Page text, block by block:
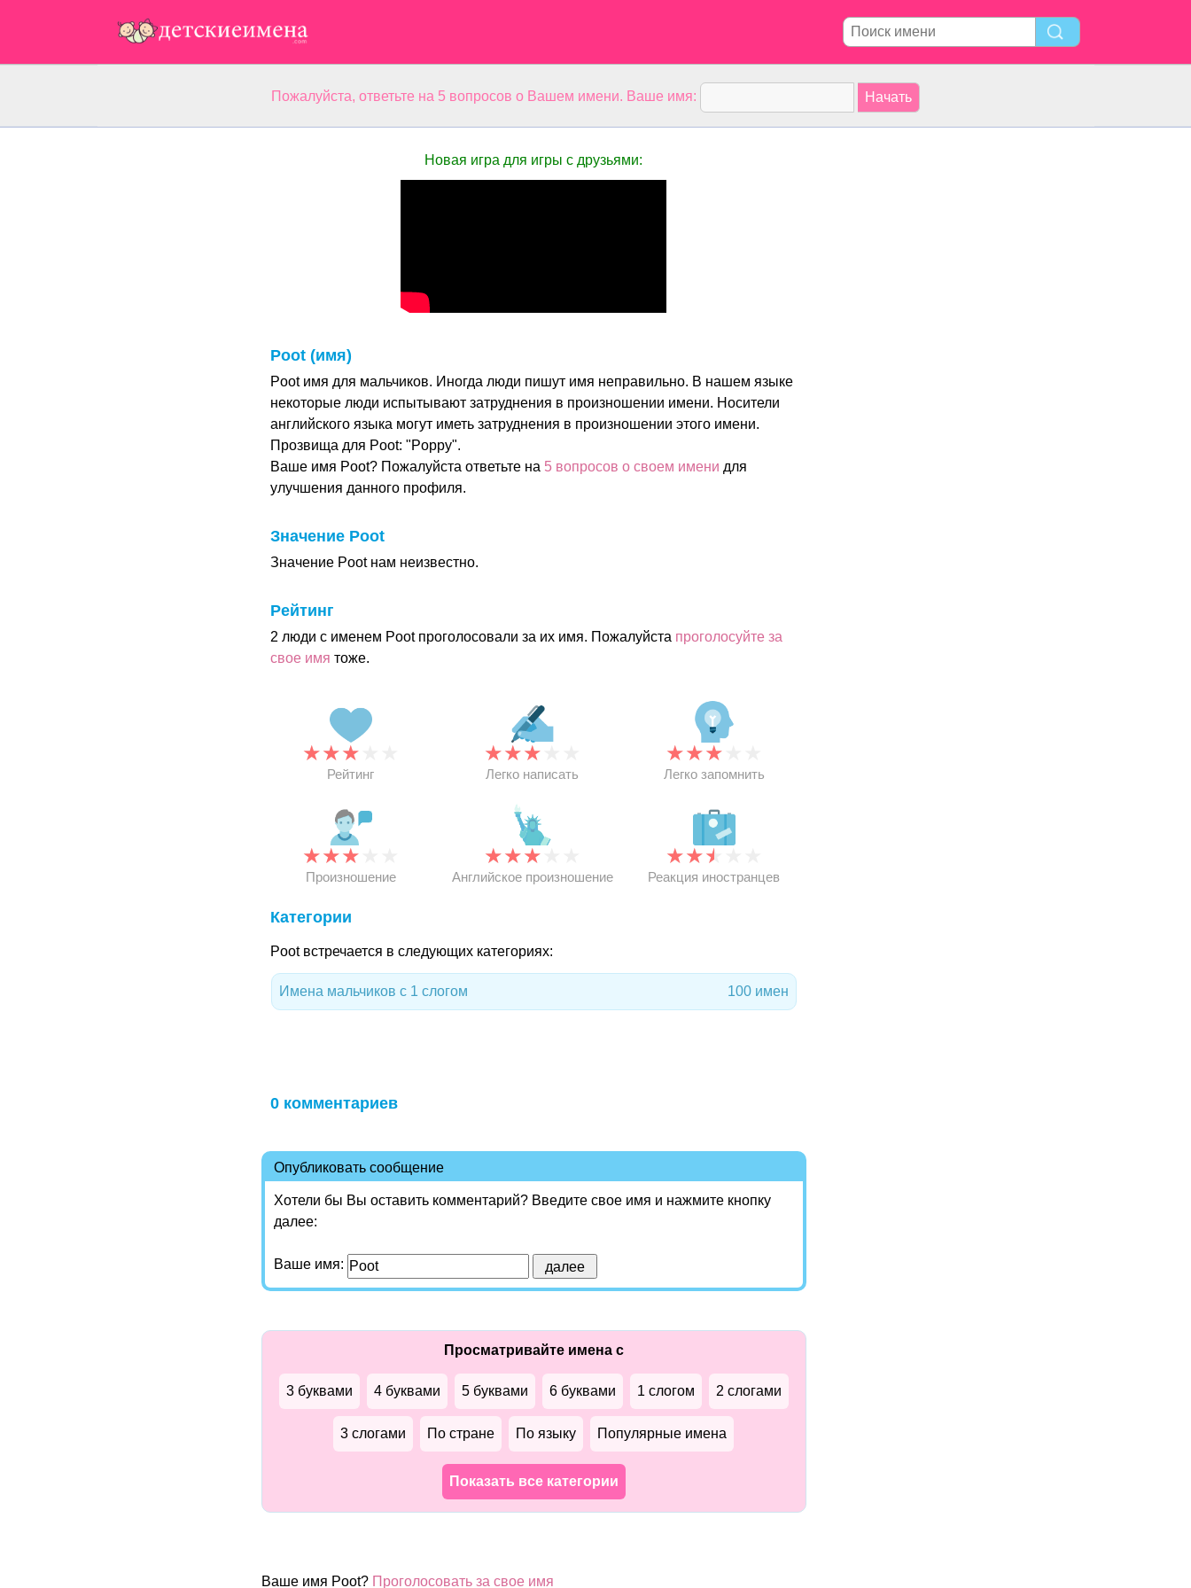
Пожалуйста, ответьте на 5 вопросов о Вашем имени. Ваше имя:
Новая игра для игры с друзьями:
Poot (имя)
Poot имя для мальчиков. Иногда люди пишут имя неправильно. В нашем языке
некоторые люди испытывают затруднения в произношении имени. Носители
английского языка могут иметь затруднения в произношении этого имени.
Прозвища для Poot: "Poppy".
Ваше имя Poot? Пожалуйста ответьте на 5 вопросов о своем имени для
улучшения данного профиля.
Значение Poot
Значение Poot нам неизвестно.
Рейтинг
2 люди с именем Poot проголосовали за их имя. Пожалуйста проголосуйте за
свое имя тоже.
★★★
Рейтинг
★★★
Легко написать
★★★
Легко запомнить
★★★
Произношение
★★★
Английское произношение
★★★
Реакция иностранцев
Категории
Poot встречается в следующих категориях:
Имена мальчиков с 1 слогом 100 имен
0 комментариев
Опубликовать сообщение
Хотели бы Вы оставить комментарий? Введите свое имя и нажмите кнопку
далее:
Ваше имя:
Просматривайте имена с
3 буквами 4 буквами 5 буквами 6 буквами 1 слогом 2 слогами
3 слогами По стране По языку Популярные имена
Показать все категории
Ваше имя Poot? Проголосовать за свое имя